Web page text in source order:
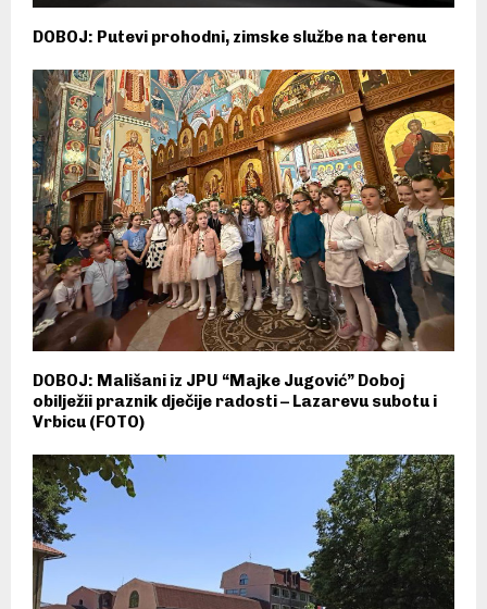
DOBOJ: Putevi prohodni, zimske službe na terenu
DOBOJ: Mališani iz JPU “Majke Jugović” Doboj
obilježii praznik dječije radosti – Lazarevu subotu i
Vrbicu (FOTO)